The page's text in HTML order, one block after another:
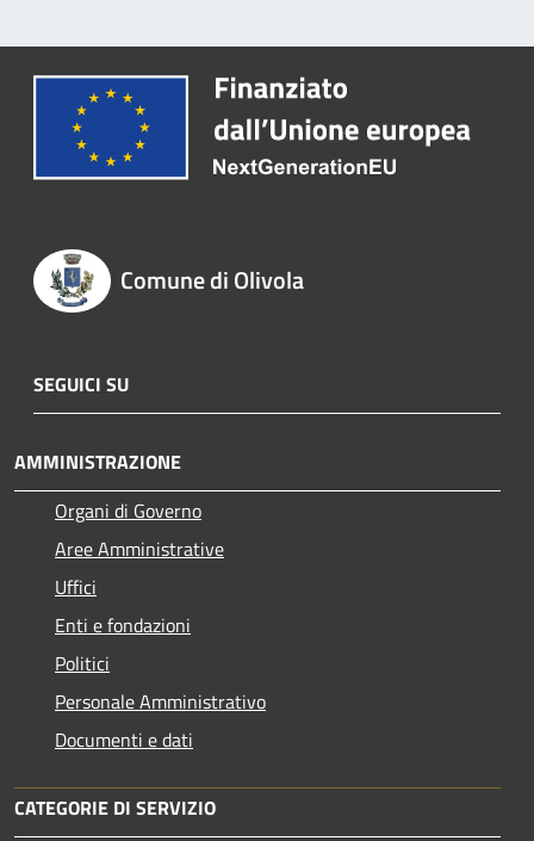
Comune di Olivola
SEGUICI SU
AMMINISTRAZIONE
Organi di Governo
Aree Amministrative
Uffici
Enti e fondazioni
Politici
Personale Amministrativo
Documenti e dati
CATEGORIE DI SERVIZIO